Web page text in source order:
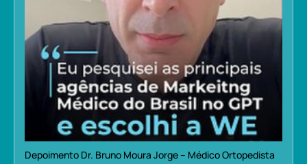
Depoimento Dr. Bruno Moura Jorge – Médico Ortopedista